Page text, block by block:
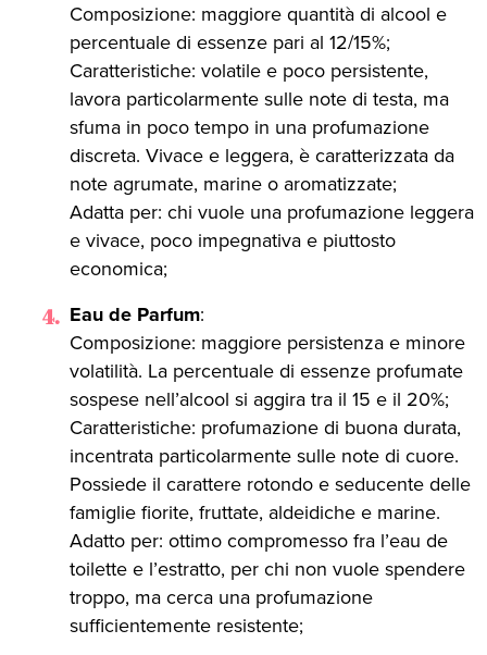
Composizione: maggiore quantità di alcool e
percentuale di essenze pari al 12/15%;
Caratteristiche: volatile e poco persistente,
lavora particolarmente sulle note di testa, ma
sfuma in poco tempo in una profumazione
discreta. Vivace e leggera, è caratterizzata da
note agrumate, marine o aromatizzate;
Adatta per: chi vuole una profumazione leggera
e vivace, poco impegnativa e piuttosto
economica;
Eau de Parfum:
Composizione: maggiore persistenza e minore
volatilità. La percentuale di essenze profumate
sospese nell’alcool si aggira tra il 15 e il 20%;
Caratteristiche: profumazione di buona durata,
incentrata particolarmente sulle note di cuore.
Possiede il carattere rotondo e seducente delle
famiglie fiorite, fruttate, aldeidiche e marine.
Adatto per: ottimo compromesso fra l’eau de
toilette e l’estratto, per chi non vuole spendere
troppo, ma cerca una profumazione
sufficientemente resistente;